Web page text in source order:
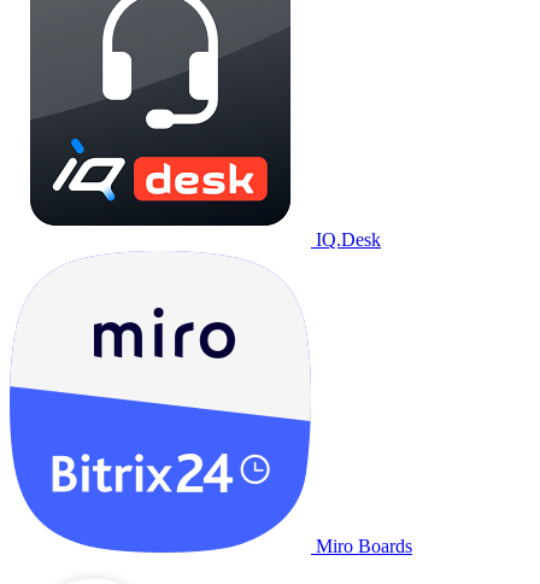
IQ.Desk
Miro Boards